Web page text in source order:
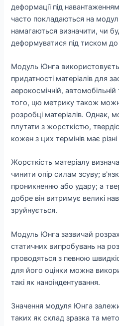
деформації під
часто покладаються на
намагаються визначити, чи
деформуватися під тиском
Модуль Юнга
придатності матеріалів для
аерокосмічній,
того, цю метрику також
розробці матеріалів. Однак,
плутати з жорсткістю,
кожен з цих термінів має різні
Жорсткість матеріалу
чинити опір силам зсуву;
проникненню або удару; а
добре він витримує великі
зруйнується.
Модуль Юнга зазвичай
статичних випробувань на
проводяться з певною
для його оцінки можна
такі як наноіндентування.
Значення модуля Юнга
таких як склад зразка та